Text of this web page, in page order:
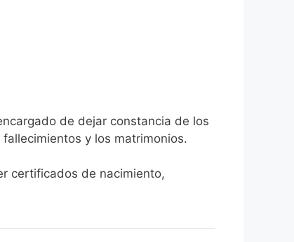
de dejar constancia de los
y los matrimonios.
certificados de nacimiento,